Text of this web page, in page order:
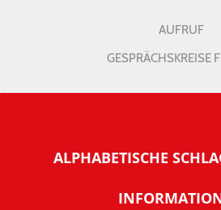
AUFRUF
GESPRÄCHSKREISE
ALPHABETISCHE